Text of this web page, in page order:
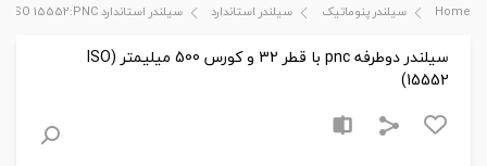
Home سیلندر پنوماتیک سیلندر استاندارد سیلندر استاندارد ISO 15552:PNC
سیلندر دوطرفه pnc با قطر 32 و کورس 500 میلیمتر (ISO
15552)